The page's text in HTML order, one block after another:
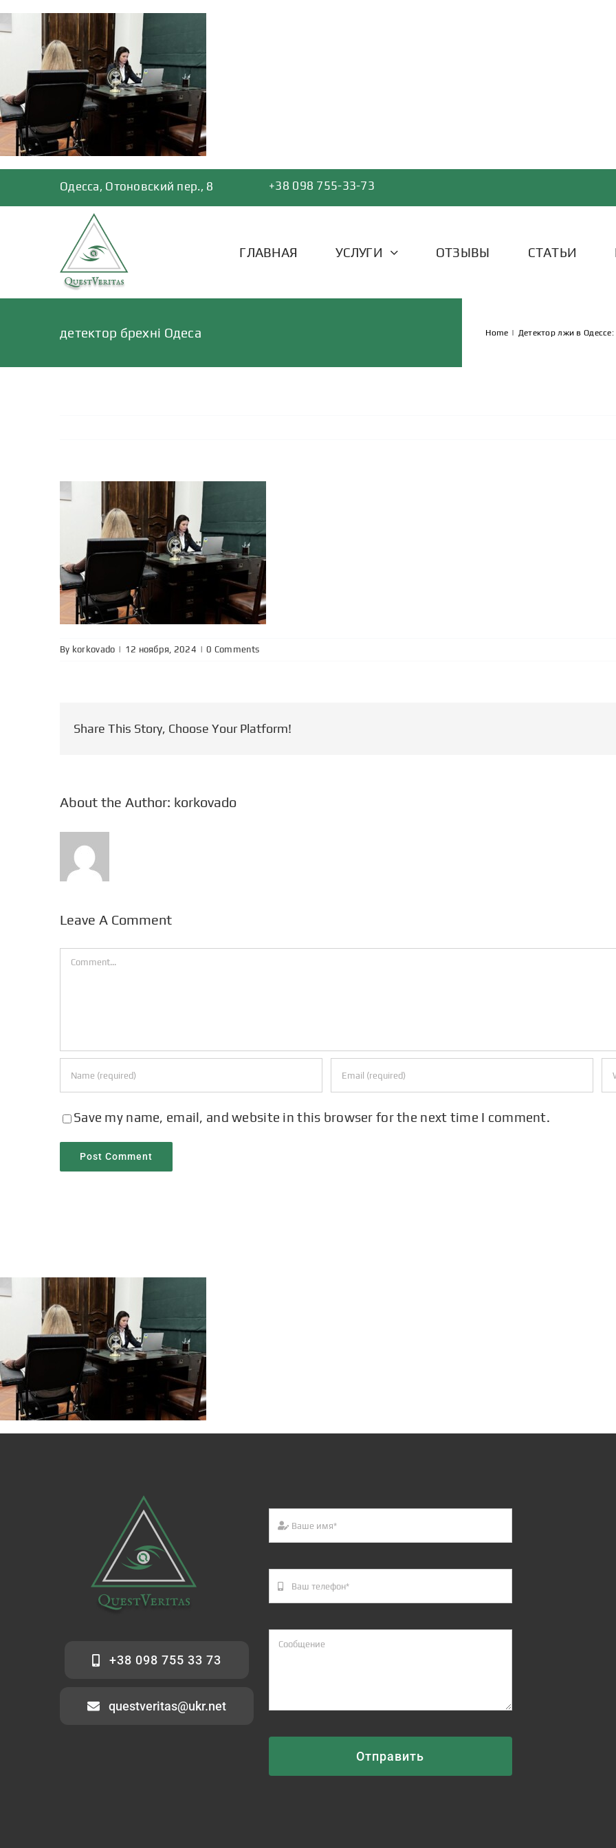
Skip
to
content
Одесса, Отоновский пер., 8 +38 098 755-33-73
ГЛАВНАЯ УСЛУГИ ОТЗЫВЫ СТАТЬИ
детектор брехні Одеса Home | Детектор лжи в
By korkovado | | 0 Comments
Share This Story, Choose Your Platform!
About the Author: korkovado
Leave A Comment
Comment
Save my name, email, and website in this browser for the next time I comment.
+38 098 755 33 73
questveritas@ukr.net
Отправить